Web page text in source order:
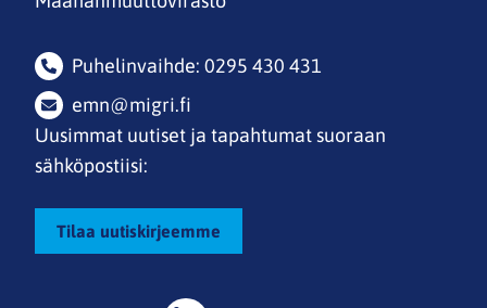
Puhelinvaihde: 0295 430 431
emn@migri.fi
Uusimmat uutiset ja tapahtumat suoraan
sähköpostiisi:
Tilaa uutiskirjeemme